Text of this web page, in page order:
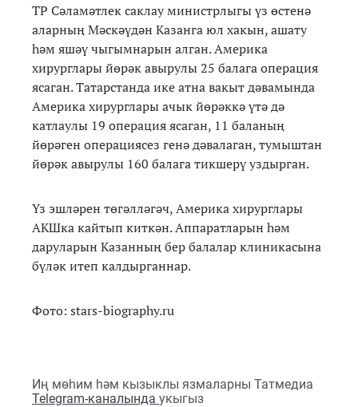
ТР Сәламәтлек саклау министрлыгы үз өстенә
аларның Мәскәүдән Казанга юл хакын, ашату
һәм яшәү чыгымнарын алган. Америка
хирурглары йөрәк авырулы 25 балага операция
ясаган. Татарстанда ике атна вакыт дәвамында
Америка хирурглары ачык йөрәккә үтә дә
катлаулы 19 операция ясаган, 11 баланың
йөрәген операциясез генә дәвалаган, тумыштан
йөрәк авырулы 160 балага тикшерү уздырган.
Үз эшләрен төгәлләгәч, Америка хирурглары
АКШка кайтып киткән. Аппаратларын һәм
даруларын Казанның бер балалар клиникасына
бүләк итеп калдырганнар.
Фото: stars-biography.ru
Иң мөһим һәм кызыклы язмаларны Татмедиа
Telegram-каналында укыгыз